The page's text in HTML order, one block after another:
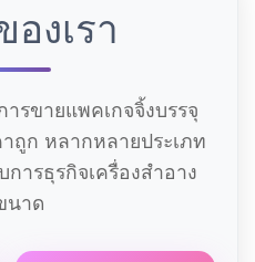
งเรา
รขายแพคเกจจิ้งบรรจุ
ถูก หลากหลายประเภท
ารธุรกิจเครื่องสำอาง
นาด